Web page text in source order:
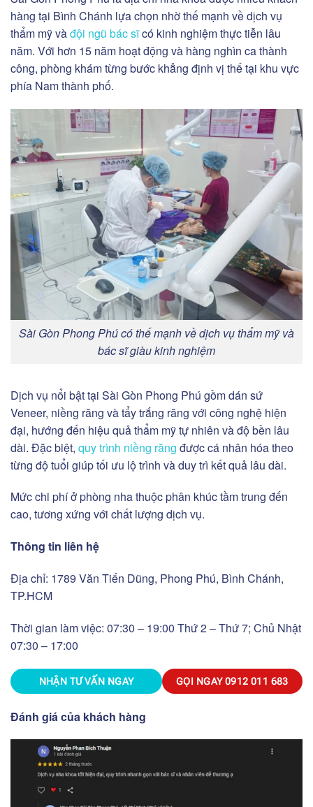
hàng tại Bình Chánh lựa chọn nhờ thế mạnh về dịch vụ
thẩm mỹ vàđội ngũ bác sĩcó kinh nghiệm thực tiễn lâu
năm. Với hơn 15 năm hoạt động và hàng nghìn ca thành
công, phòng khám từng bước khẳng định vị thế tại khu vực
phía Nam thành phố.
Sài Gòn Phong Phú có thế mạnh về dịch vụ thẩm mỹ và
bác sĩ giàu kinh nghiệm
Dịch vụ nổi bật tại Sài Gòn Phong Phú gồm dán sứ
Veneer, niềng răng và tẩy trắng răng với công nghệ hiện
đại, hướng đến hiệu quả thẩm mỹ tự nhiên và độ bền lâu
dài. Đặc biệt, quy trình niềng răng được cá nhân hóa theo
từng độ tuổi giúp tối ưu lộ trình và duy trì kết quả lâu dài.
Mức chi phí ở phòng nha thuộc phân khúc tầm trung đến
cao, tương xứng với chất lượng dịch vụ.
Thông tin liên hệ
Địa chỉ: 1789 Văn Tiến Dũng, Phong Phú, Bình Chánh,
TP.HCM
Thời gian làm việc: 07:30 – 19:00 Thứ 2 – Thứ 7; Chủ Nhật
07:30 – 17:00
NHẬN TƯ VẤN NGAY GỌI NGAY0912 011 683
Đánh giá của khách hàng